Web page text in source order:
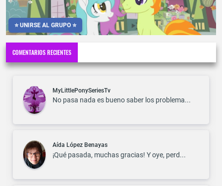
⭐ UNIRSE AL GRUPO ⭐
COMENTARIOS RECIENTES
MyLittlePonySeriesTv
No pasa nada es bueno saber los problema...
Aída López Benayas
¡Qué pasada, muchas gracias! Y oye, perd...